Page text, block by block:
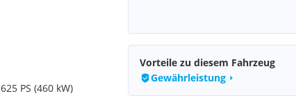
625 PS (460 kW)
Vorteile zu diesem Fahrzeug
Gewährleistung